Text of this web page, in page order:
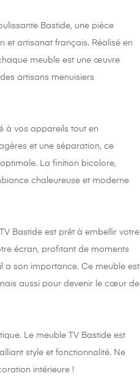
Bastide, une pièce
et artisanat français. Réalisé en
meuble est une œuvre
artisans menuisiers
à vos appareils tout en
et une séparation, ce
La finition bicolore,
chaleureuse et moderne
Bastide est prêt à embellir votre
écran, profitant de moments
a son importance. Ce meuble est
aussi pour devenir le cœur de
Le meuble TV Bastide est
style et fonctionnalité. Ne
intérieure !